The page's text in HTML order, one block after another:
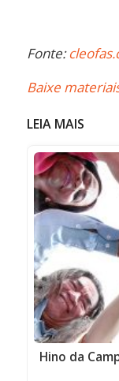
Fonte:
Baixe
LEIA MAIS
Hino da